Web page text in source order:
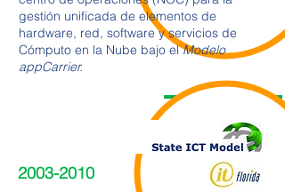
gestión unificada de elementos de
hardware, red, software y servicios de
Cómputo en la Nube bajo elModelo
appCarrier.
2003-2010